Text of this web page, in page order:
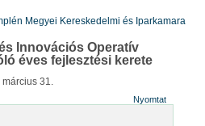
Megyei Kereskedelmi és Iparkamara
Innovációs Operatív
éves fejlesztési kerete
március 31.
Nyomtat